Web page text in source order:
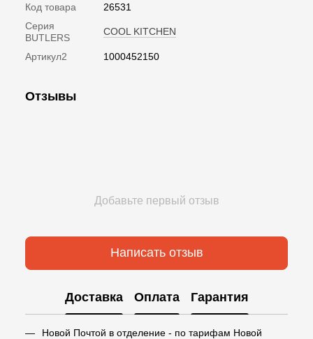
Код товара
26531
Серия
BUTLERS
COOL KITCHEN
Артикул2 1000452150
Отзывы
Добавьте первый отзыв
Написать отзыв
Доставка Оплата Гарантия
Новой Почтой в отделение - по тарифам Новой